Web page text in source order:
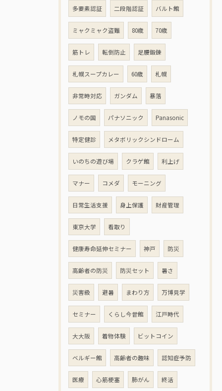
多要素認証 二段階認証 バルト館
ミャクミャク盗難 80歳 70歳
筋トレ 転倒防止 足腰鍛錬
札幌スープカレー 60歳 札幌
非常時対応 ガンダム 暴落
ノモの国 パナソニック Panasonic
特定健診 メタボリックシンドローム
いのちの遊び場 クラゲ館 利上げ
マナー コメダ モーニング
日常生活支援 身上保護 財産管理
東京大学 看取り
健康寿命延伸セミナー 神戸 防災
高齢者の防災 防災セット 暑さ
災害級 避暑 まわり方 万博見学
セミナー くらし今昔館 江戸時代
大大阪 着物体験 ビットコイン
ベルギー館 高齢者の趣味 認知症予防
医療 心筋梗塞 肺がん 終活